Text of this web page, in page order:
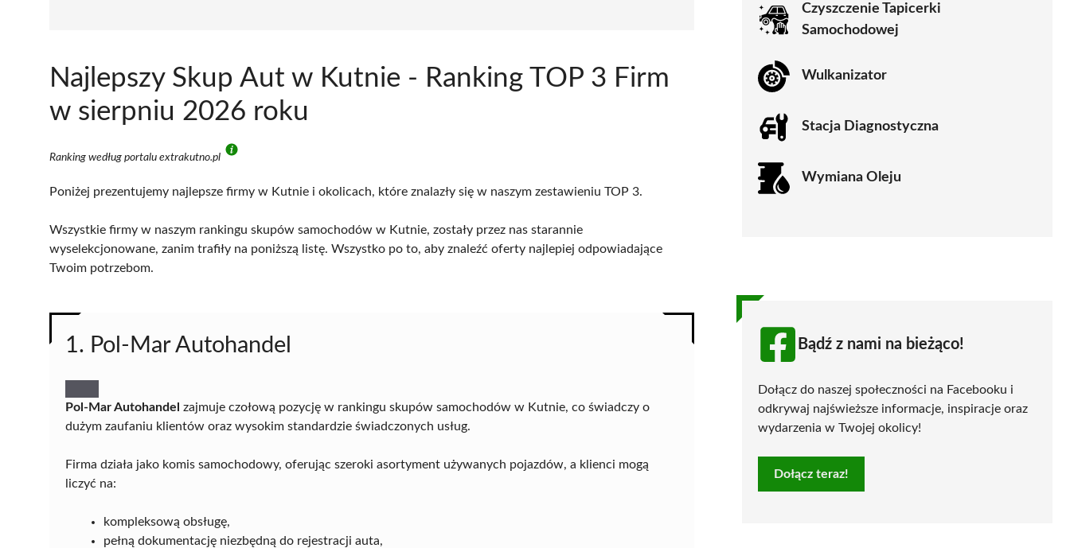
Najlepszy Skup Aut w Kutnie - Ranking TOP 3 Firm
w sierpniu 2026 roku
Ranking według portalu extrakutno.pl
Poniżej prezentujemy najlepsze firmy w Kutnie i okolicach, które znalazły się w naszym zestawieniu TOP 3.
Wszystkie firmy w naszym rankingu skupów samochodów w Kutnie, zostały przez nas starannie
wyselekcjonowane, zanim trafiły na poniższą listę. Wszystko po to, aby znaleźć oferty najlepiej odpowiadające
Twoim potrzebom.
1. Pol-Mar Autohandel
Pol-Mar Autohandel zajmuje czołową pozycję w rankingu skupów samochodów w Kutnie, co świadczy o
dużym zaufaniu klientów oraz wysokim standardzie świadczonych usług.
Firma działa jako komis samochodowy, oferując szeroki asortyment używanych pojazdów, a klienci mogą
liczyć na:
kompleksową obsługę,
pełną dokumentację niezbędną do rejestracji auta,
Czyszczenie Tapicerki
Samochodowej
Wulkanizator
Stacja Diagnostyczna
Wymiana Oleju
Bądź z nami na bieżąco!
Dołącz do naszej społeczności na Facebooku i
odkrywaj najświeższe informacje, inspiracje oraz
wydarzenia w Twojej okolicy!
Dołącz teraz!